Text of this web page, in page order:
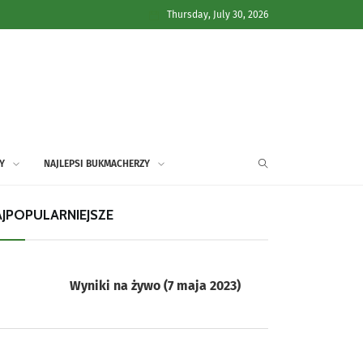
Thursday, July 30, 2026
NAJLEPSI BUKMACHERZY
Wyniki na żywo (7 maja 2023)